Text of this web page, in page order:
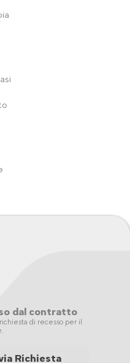
dal contratto
di recesso per il
Richiesta